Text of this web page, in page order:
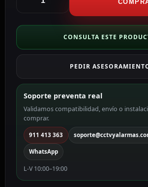
Llavero
con
ID
por
radiofrecuencia
sin
contacto
AK-
TAG-
BLE
cantidad
CONSULTA ESTE
PEDIR
Soporte preventa real
Validamos compatibilidad, envío o
comprar.
911 413 363
WhatsApp
L-V 10:00–19:00